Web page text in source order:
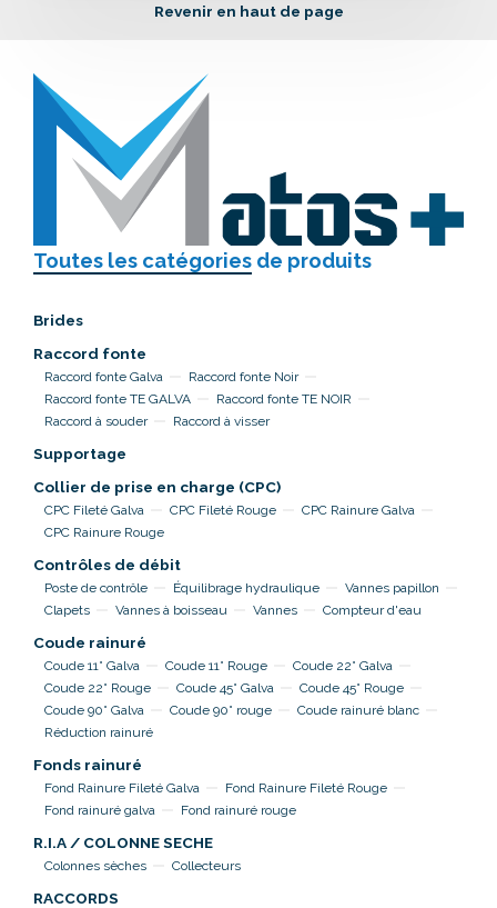
Revenir en haut de page
Toutes les catégories de produits
Brides
Raccord fonte
Raccord fonte Galva
Raccord fonte Noir
Raccord fonte TE GALVA
Raccord fonte TE NOIR
Raccord à souder
Raccord à visser
Supportage
Collier de prise en charge (CPC)
CPC Fileté Galva CPC Fileté Rouge
CPC Rainure Galva
CPC Rainure Rouge
Contrôles de débit
Poste de contrôle Équilibrage hydraulique
Vannes papillon
Clapets
Vannes à boisseau Vannes Compteur d'eau
Coude rainuré
Coude 11° Galva Coude 11° Rouge
Coude 22° Galva
Coude 22° Rouge
Coude 45° Galva
Coude 45° Rouge
Coude 90° Galva
Coude 90° rouge
Coude rainuré blanc
Réduction rainuré
Fonds rainuré
Fond Rainure Fileté Galva
Fond Rainure Fileté Rouge
Fond rainuré galva
Fond rainuré rouge
R.I.A / COLONNE SECHE
Colonnes sèches Collecteurs
RACCORDS